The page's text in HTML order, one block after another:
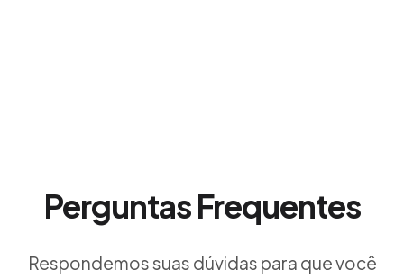
Perguntas Frequentes
Respondemos suas dúvidas para que você